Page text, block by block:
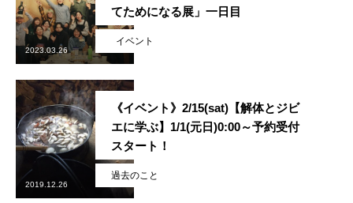
イベント
てためになる展」一日目
2023.03.26
過去のこと
《イベント》2/15(sat)【解体とジビ
エに学ぶ】1/1(元日)0:00～予約受付
スタート！
2019.12.26